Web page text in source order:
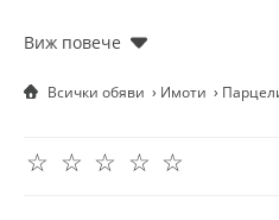
новопостроени къщи наоколо
далеч от шума и трафика на
▫️ 2 бр. по 2000 м²
Всички обяви Имоти
☆
☆
☆
☆
☆